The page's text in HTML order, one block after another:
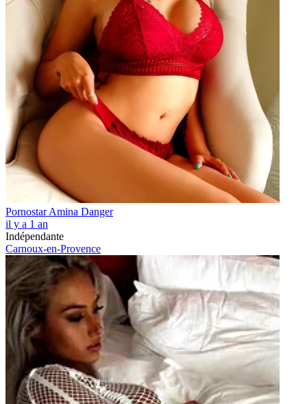
Pornostar Amina Danger
il y a 1 an
Indépendante
Carnoux-en-Provence